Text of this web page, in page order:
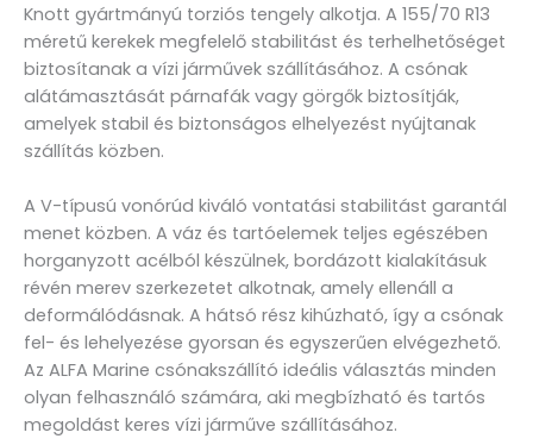
Knott gyártmányú torziós tengely alkotja. A 155/70 R13
méretű kerekek megfelelő stabilitást és terhelhetőséget
biztosítanak a vízi járművek szállításához. A csónak
alátámasztását párnafák vagy görgők biztosítják,
amelyek stabil és biztonságos elhelyezést nyújtanak
szállítás közben.
A V-típusú vonórúd kiváló vontatási stabilitást garantál
menet közben. A váz és tartóelemek teljes egészében
horganyzott acélból készülnek, bordázott kialakításuk
révén merev szerkezetet alkotnak, amely ellenáll a
deformálódásnak. A hátsó rész kihúzható, így a csónak
fel- és lehelyezése gyorsan és egyszerűen elvégezhető.
Az ALFA Marine csónakszállító ideális választás minden
olyan felhasználó számára, aki megbízható és tartós
megoldást keres vízi járműve szállításához.